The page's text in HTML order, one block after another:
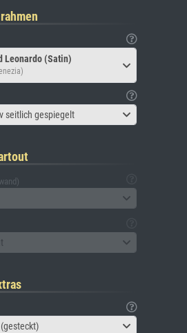
Leonardo (Satin)
seitlich gespiegelt